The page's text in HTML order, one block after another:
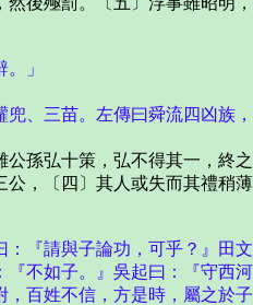
」
三苗。左傳曰舜流四凶族，
弘十策，弘不得其一，終
，〔四〕其人或失而其禮稍
『請與子論功，可乎？』田
『不如子。』吳起曰：『守
百姓不信，方是時，屬之